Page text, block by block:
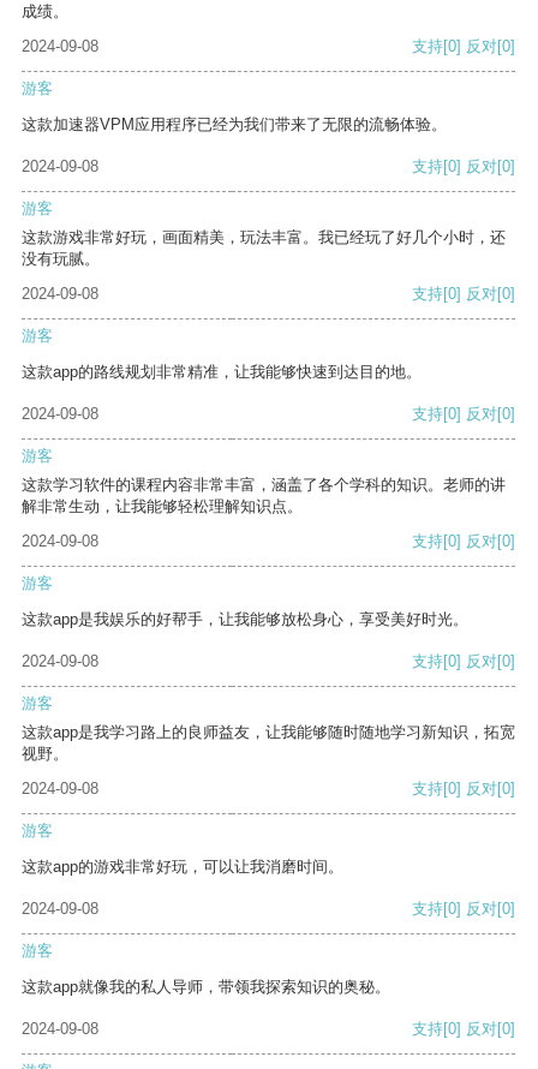
成绩。
2024-09-08
支持[0] 反对[0]
游客
这款加速器VPM应用程序已经为我们带来了无限的流畅体验。
2024-09-08 支持[0] 反对[0]
游客
这款游戏非常好玩，画面精美，玩法丰富。我已经玩了好几个小时，还
没有玩腻。
2024-09-08
支持[0] 反对[0]
游客
这款app的路线规划非常精准，让我能够快速到达目的地。
2024-09-08 支持[0] 反对[0]
游客
这款学习软件的课程内容非常丰富，涵盖了各个学科的知识。老师的讲
解非常生动，让我能够轻松理解知识点。
2024-09-08
支持[0] 反对[0]
游客
这款app是我娱乐的好帮手，让我能够放松身心，享受美好时光。
2024-09-08 支持[0] 反对[0]
游客
这款app是我学习路上的良师益友，让我能够随时随地学习新知识，拓宽
视野。
2024-09-08
支持[0] 反对[0]
游客
这款app的游戏非常好玩，可以让我消磨时间。
2024-09-08 支持[0] 反对[0]
游客
这款app就像我的私人导师，带领我探索知识的奥秘。
2024-09-08 支持[0] 反对[0]